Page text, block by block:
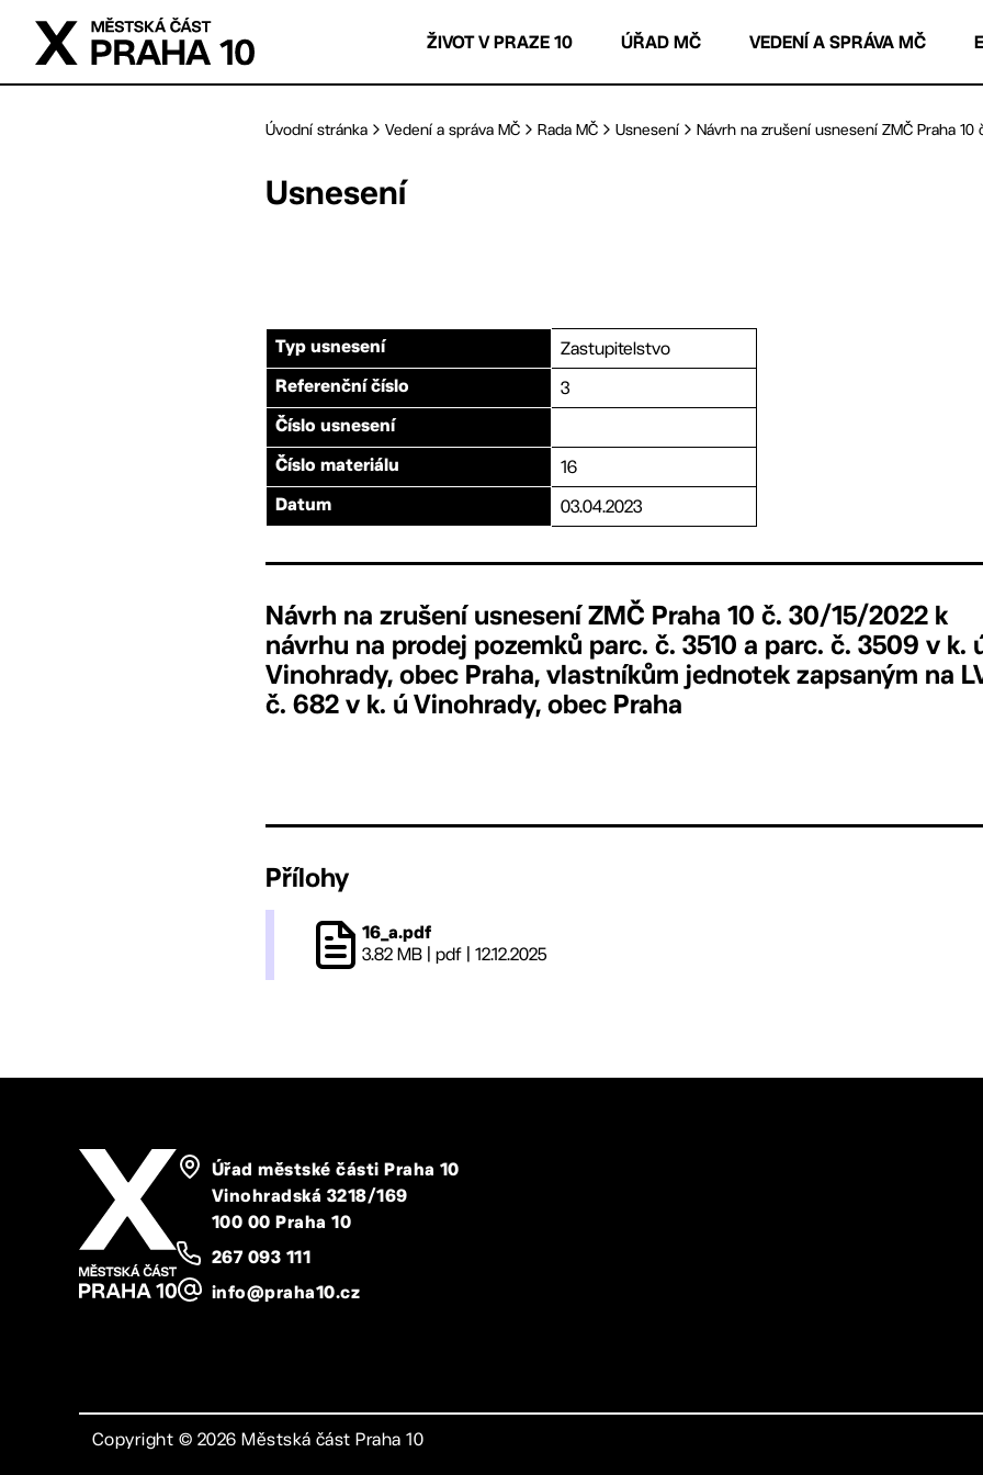
Přejít na hlavní obsah
ŽIVOT V PRAZE 10 ÚŘAD MČ VEDENÍ A SPRÁVA MČ
Úvodní stránka Vedení a správa MČ Rada MČ Usnesení Návrh na zrušení usnesení ZMČ Praha 10
Usnesení
Typ usnesení Zastupitelstvo
Referenční číslo 3
Číslo usnesení
Číslo materiálu 16
Datum 03.04.2023
Návrh na zrušení usnesení ZMČ Praha 10 č. 30/15/2022 k
návrhu na prodej pozemků parc. č. 3510 a parc. č. 3509 v k.
Vinohrady, obec Praha, vlastníkům jednotek zapsaným na
č. 682 v k. ú Vinohrady, obec Praha
Přílohy
16_a.pdf
3.82 MB | pdf | 12.12.2025
Úřad městské části Praha 10
Vinohradská 3218/169
100 00 Praha 10
267 093 111
info@praha10.cz
Copyright © 2026 Městská část Praha 10